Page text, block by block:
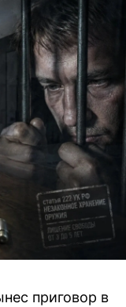
приговор в